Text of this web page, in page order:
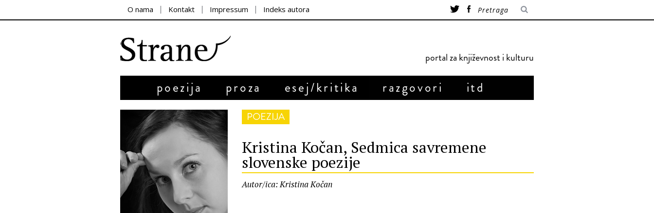
O nama Kontakt Impressum Indeks autora
portal za književnost i kulturu
poezija proza esej/kritika razgovori itd
POEZIJA
Kristina Kočan, Sedmica savremene
slovenske poezije
Autor/ica: Kristina Kočan